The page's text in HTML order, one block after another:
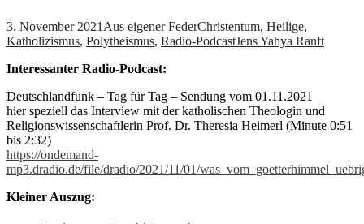
3. November 2021 Aus eigener FederChristentum, Heilige,
Katholizismus, Polytheismus, Radio-PodcastJens Yahya Ranft
Interessanter Radio-Podcast:
Deutschlandfunk – Tag für Tag – Sendung vom 01.11.2021
hier speziell das Interview mit der katholischen Theologin und
Religionswissenschaftlerin Prof. Dr. Theresia Heimerl (Minute 0:51
bis 2:32)
https://ondemand-
mp3.dradio.de/file/dradio/2021/11/01/
Kleiner Auszug: